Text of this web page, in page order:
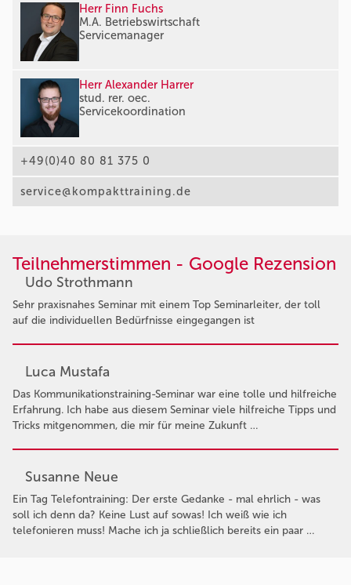
Herr Finn Fuchs
M.A. Betriebswirtschaft
Servicemanager
Herr Alexander Harrer
stud. rer. oec.
Servicekoordination
+49(0)40 80 81 375 0
service@kompakttraining.de
Teilnehmerstimmen - Google Rezension
Udo Strothmann
Sehr praxisnahes Seminar mit einem Top Seminarleiter, der toll
auf die individuellen Bedürfnisse eingegangen ist
Luca Mustafa
Das Kommunikationstraining-Seminar war eine tolle und hilfreiche
Erfahrung. Ich habe aus diesem Seminar viele hilfreiche Tipps und
Tricks mitgenommen, die mir für meine Zukunft …
Susanne Neue
Ein Tag Telefontraining: Der erste Gedanke - mal ehrlich - was
soll ich denn da? Keine Lust auf sowas! Ich weiß wie ich
telefonieren muss! Mache ich ja schließlich bereits ein paar …